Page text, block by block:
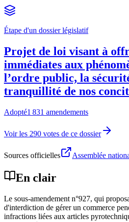
Étape d'un dossier législatif
Projet de loi visant à
immédiates aux
l’ordre public, la
tranquillité de nos
Adopté1 831 amendements
Voir les 290 votes de ce dossier
Sources officielles Assemblée
En clair
Le sous-amendement n°927, qui
d'interdiction de gérer un commerce
infractions liées aux articles